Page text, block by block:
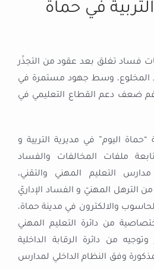
في حماة
فساد تغلق بعد عقود من التجذّر
المخلوع، وسط جهود مستمرة في
رغم ضعف دعم القطاع التعليمي في
اليوم” في مديرية التريية و
ملفات المخالفات والفساد
التعليم المهني والتقني،
الترهل المهنيّ و الفساد الإداريّ
والالكترون في مدينة حماة،
من دائرة التعليم المهني
من دائرة الرقابة الداخلية
وفق النظام الداخلي لمدارس